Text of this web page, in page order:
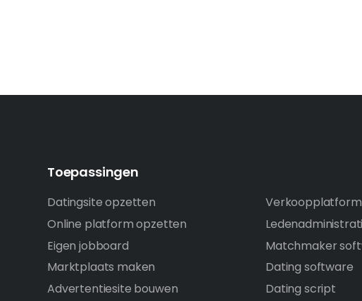
Toepassingen
Datingsite opzetten
Online platform opzetten
Eigen jobboard
Marktplaats maken
Advertentiesite bouwen
Matchmaker
Dating software
Dating script